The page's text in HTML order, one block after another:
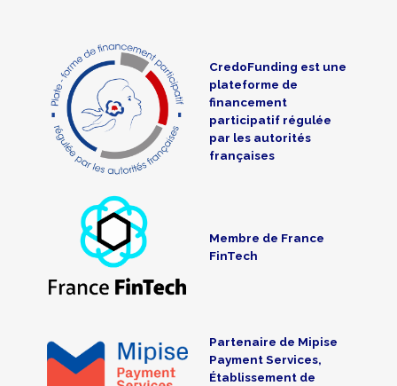
CredoFunding est une
plateforme de
financement
participatif régulée
par les autorités
françaises
Membre de France
FinTech
Partenaire de Mipise
Payment Services,
Établissement de